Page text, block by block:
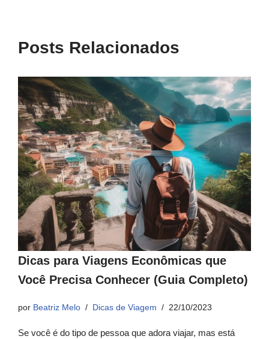
Posts Relacionados
Dicas para Viagens Econômicas que
Você Precisa Conhecer (Guia Completo)
por Beatriz Melo Dicas de Viagem 22/10/2023
Se você é do tipo de pessoa que adora viajar, mas está